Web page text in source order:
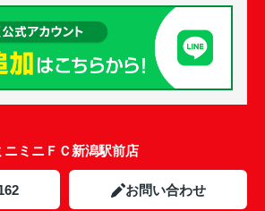
ニミニＦＣ新潟駅前店
お問い合わせ